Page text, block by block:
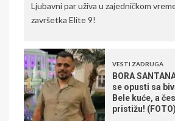
Ljubavni par uživa u zajedničkom
završetka Elite 9!
VESTI ZADRUGA
BORA
se opusti sa
Bele kuće, a
pristižu! (FOTO)